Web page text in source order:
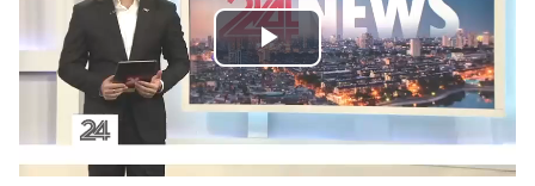
Play
Video